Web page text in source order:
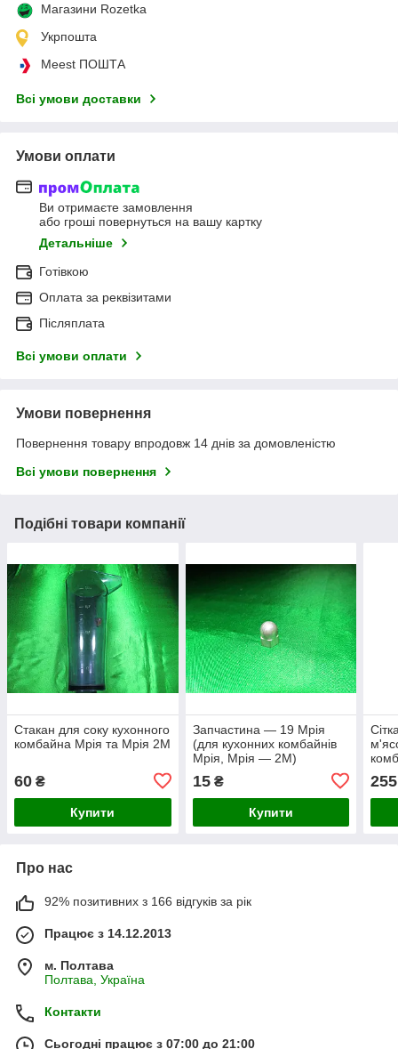
Магазини Rozetka
Укрпошта
Meest ПОШТА
Всі умови доставки
Умови оплати
Ви отримаєте замовлення
або гроші повернуться на вашу картку
Детальніше
Готівкою
Оплата за реквізитами
Післяплата
Всі умови оплати
Умови повернення
Повернення товару впродовж 14 днів за домовленістю
Всі умови повернення
Подібні товари компанії
Стакан для соку кухонного
комбайна Мрія та Мрія 2М
60 ₴
Купити
Запчастина — 19 Мрія
(для кухонних комбайнів
Мрія, Мрія — 2М)
15₴
Купити
255
Про нас
92% позитивних з 166 відгуків за рік
Працює з 14.12.2013
м. Полтава
Полтава, Україна
Контакти
Сьогодні працює з 07:00 до 21:00